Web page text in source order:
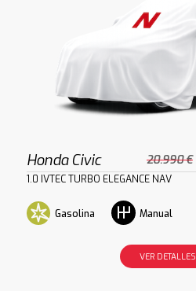
Honda Civic 20.990 €
1.0 IVTEC TURBO ELEGANCE NAV
Gasolina Manual
VER DETALLES